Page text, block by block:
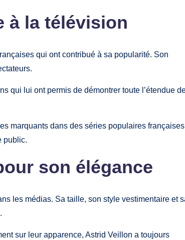
à la télévision
qui ont contribué à sa popularité. Son
qui lui ont permis de démontrer toute l’étendue
marquants dans des séries populaires
public.
son élégance
les médias. Sa taille, son style vestimentaire et
sur leur apparence, Astrid Veillon a toujours